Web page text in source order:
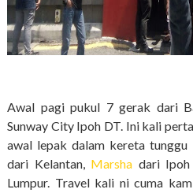
Awal pagi pukul 7 gerak dari
Sunway City Ipoh DT. Ini kali
awal lepak dalam kereta
dari Kelantan, Marsha dari Ipoh
Lumpur. Travel kali ni cuma